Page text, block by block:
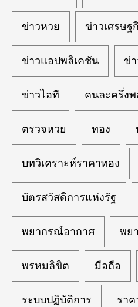
ข่าวหวย ข่าวเศรษฐ
ข่าวแอปพลิเคชัน ข่
ข่าวไอที คนละครึ่ง
ตรวจหวย ทอง
บทวิเคราะห์ราคาทอง
บัตรสวัสดิการแห่งรัฐ
พยากรณ์อากาศ พย
พรหมลิขิต มือถือ
ระบบปฏิบัติการ ราค